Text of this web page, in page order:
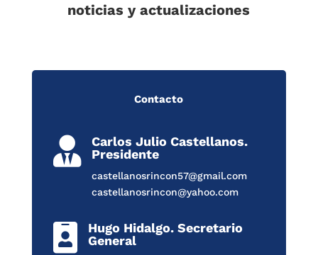
noticias y actualizaciones
Contacto

Carlos Julio Castellanos.
Presidente
castellanosrincon57@gmail.com
castellanosrincon@yahoo.com

Hugo Hidalgo. Secretario
General